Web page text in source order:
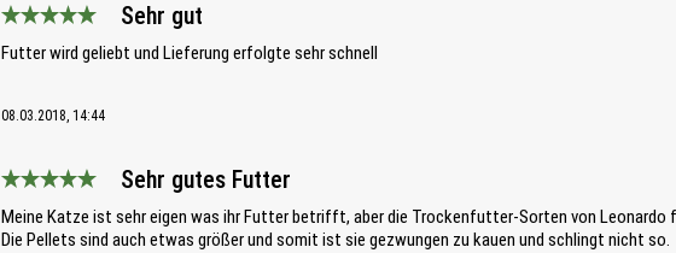
Bewertung mit 5 von 5 Sternen
Sehr gut
Futter wird geliebt und Lieferung erfolgte sehr schnell
08.03.2018, 14:44
Bewertung mit 5 von 5 Sternen
Sehr gutes Futter
Meine Katze ist sehr eigen was ihr Futter betrifft, aber die Trockenfutter-Sorten von Leonardo
Die Pellets sind auch etwas größer und somit ist sie gezwungen zu kauen und schlingt nicht so.